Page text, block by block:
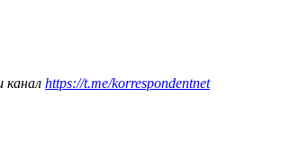
канал https://t.me/korrespondentnet